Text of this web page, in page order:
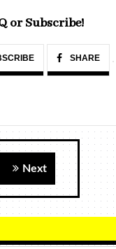
or Subscribe!
SHARE
Next